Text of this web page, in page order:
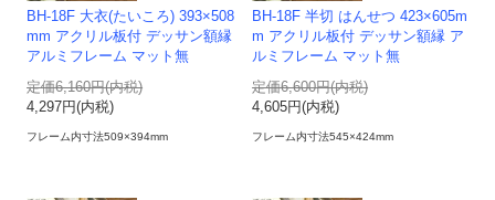
BH-18F 大衣(たいころ) 393×508
mm アクリル板付 デッサン額縁
アルミフレーム マット無
定価6,160円(内税)
4,297円(内税)
フレーム内寸法509×394mm
BH-18F 半切 はんせつ 423×605m
m アクリル板付 デッサン額縁 ア
ルミフレーム マット無
定価6,600円(内税)
4,605円(内税)
フレーム内寸法545×424mm